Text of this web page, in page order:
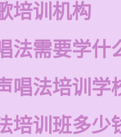
培训机构
法需要学什
唱法培训学
培训班多少